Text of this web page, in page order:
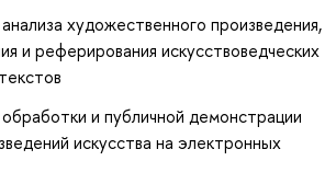
художественного произведения,
и реферирования искусствоведческих
и публичной демонстрации
искусства на электронных